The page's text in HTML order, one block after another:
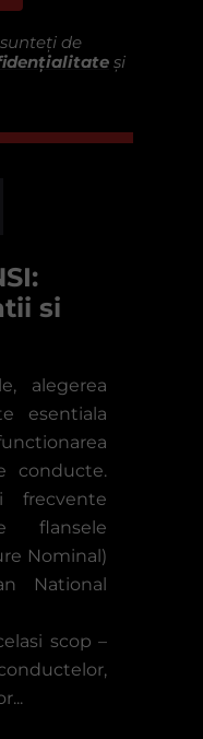
de
și
si
alegerea
esentiala
conducte.
flansele
Nominal)
National
scop –